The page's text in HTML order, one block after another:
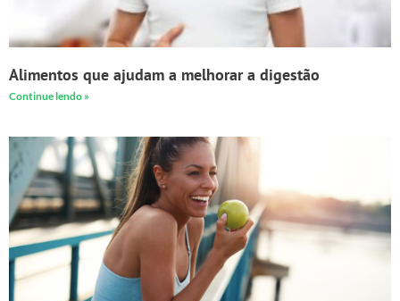
Alimentos que ajudam a melhorar a digestão
Continue lendo »